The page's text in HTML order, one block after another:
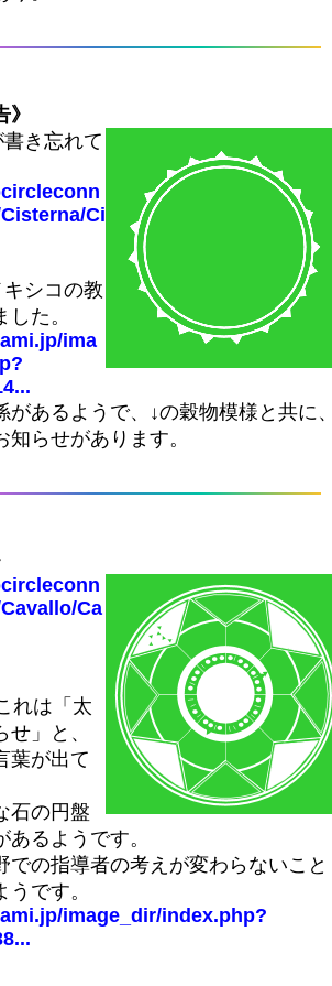
き忘れて
Ci
シコの教
た。
ima
があるようで、↓の穀物模様と共に
知らせがあります。
Ca
れは「太
」と、
葉が出て
石の円盤
るようです。
での指導者の考えが変わらないこと
です。
image_dir/index.php?